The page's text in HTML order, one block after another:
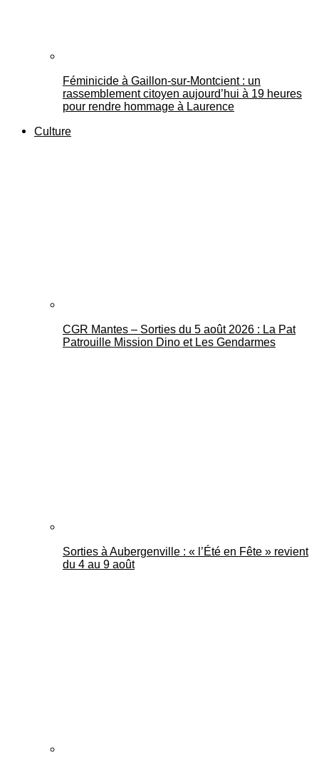
Féminicide à Gaillon‑sur‑Montcient : un
rassemblement citoyen aujourd’hui à 19 heures
pour rendre hommage à Laurence
Culture
CGR Mantes – Sorties du 5 août 2026 : La Pat
Patrouille Mission Dino et Les Gendarmes
Sorties à Aubergenville : « l’Été en Fête » revient
du 4 au 9 août